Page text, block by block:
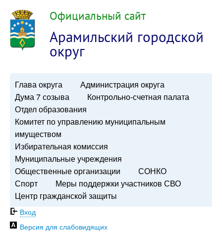
Официальный сайт
Арамильский городской
округ
Глава округа
Администрация округа
Дума 7 созыва
Контрольно-счетная палата
Отдел образования
Комитет по управлению муниципальным
имуществом
Избирательная комиссия
Муниципальные учреждения
Общественные организации
СОНКО
Спорт
Меры поддержки участников СВО
Центр гражданской защиты
Вход
Версия для слабовидящих